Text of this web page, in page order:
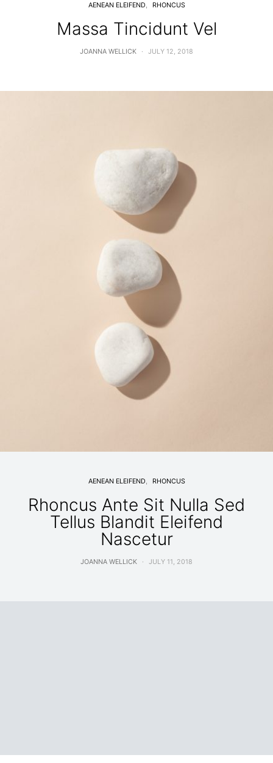
AENEAN ELEIFEND RHONCUS
Massa Tincidunt Vel
JOANNA WELLICK JULY 12, 2018
AENEAN ELEIFEND RHONCUS
Rhoncus Ante Sit Nulla Sed
Tellus Blandit Eleifend
Nascetur
JOANNA WELLICK JULY 11, 2018